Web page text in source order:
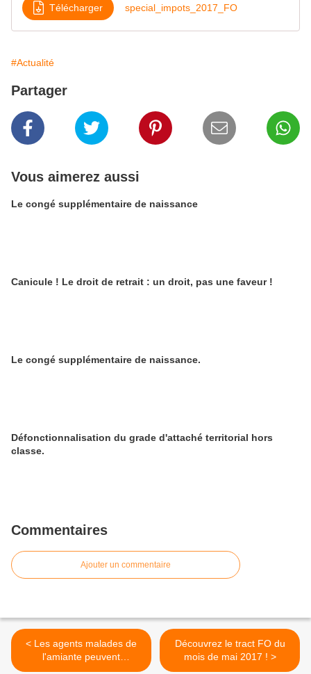
Télécharger special_impots_2017_FO
#Actualité
Partager
Vous aimerez aussi
Le congé supplémentaire de naissance
Canicule ! Le droit de retrait : un droit, pas une faveur !
Le congé supplémentaire de naissance.
Défonctionnalisation du grade d'attaché territorial hors
classe.
Commentaires
Ajouter un commentaire
< Les agents malades de
l'amiante peuvent
désormais cesser leur
Découvrez le tract FO du
mois de mai 2017 ! >